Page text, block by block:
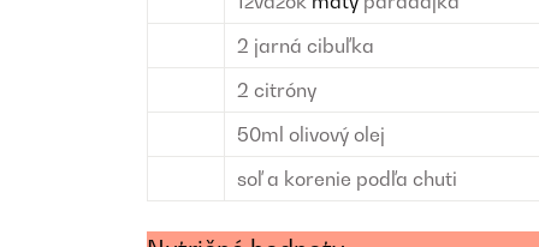
2 jarná cibuľka
2 citróny
50ml olivový olej
soľ a korenie podľa chuti